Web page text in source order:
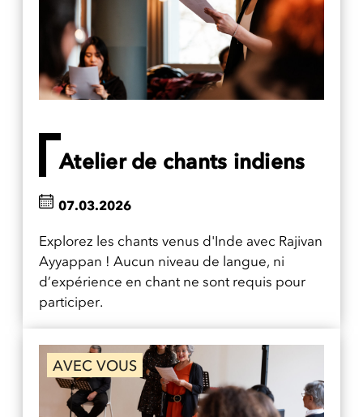
Atelier de chants indiens
Explorez les chants venus d'Inde avec Rajivan
Ayyappan ! Aucun niveau de langue, ni
d’expérience en chant ne sont requis pour
participer.
07.03.2026
AVEC VOUS